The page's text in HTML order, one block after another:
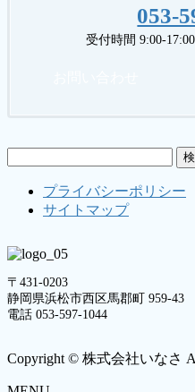
053-
受付時間 9:00-
プライバシーポリシー
サイトマップ
〒431-0203
静岡県浜松市西区馬郡町 959-43
電話 053-597-1044
Copyright © 株式会社いなさ